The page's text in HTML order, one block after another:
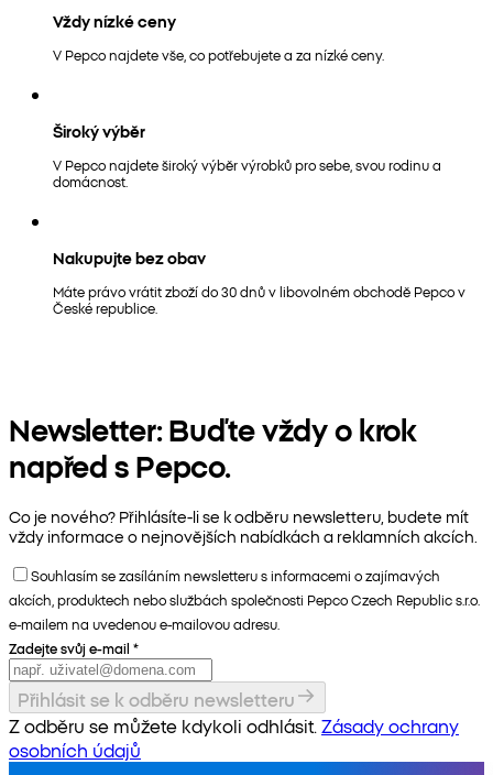
Vždy nízké ceny
V Pepco najdete vše, co potřebujete a za nízké ceny.
Široký výběr
V Pepco najdete široký výběr výrobků pro sebe, svou rodinu a
domácnost.
Nakupujte bez obav
Máte právo vrátit zboží do 30 dnů v libovolném obchodě Pepco v
České republice.
Newsletter: Buďte vždy o krok
napřed s Pepco.
Co je nového? Přihlásíte-li se k odběru newsletteru, budete mít
vždy informace o nejnovějších nabídkách a reklamních akcích.
Souhlasím se zasíláním newsletteru s informacemi o zajímavých
akcích, produktech nebo službách společnosti Pepco Czech Republic s.r.o.
e-mailem na uvedenou e-mailovou adresu.
Zadejte svůj e-mail *
Přihlásit se k odběru newsletteru
Z odběru se můžete kdykoli odhlásit.Zásady ochrany
osobních údajů